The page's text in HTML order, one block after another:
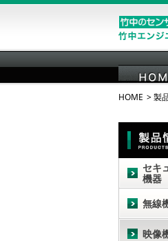
HOME 製
セキ
機器
無線
映像